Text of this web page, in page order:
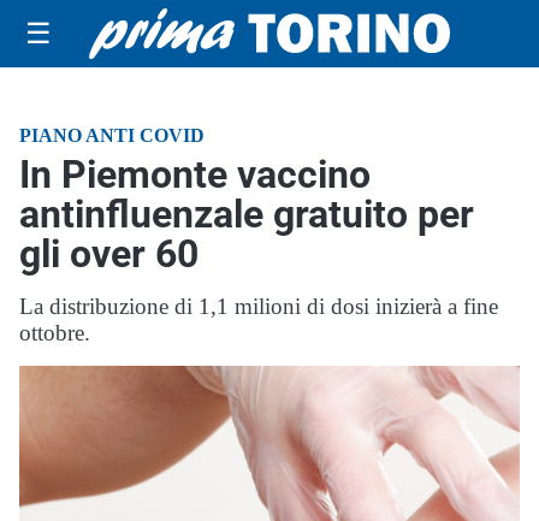
☰
PIANO ANTI COVID
In Piemonte vaccino
antinfluenzale gratuito per
gli over 60
La distribuzione di 1,1 milioni di dosi inizierà a fine
ottobre.